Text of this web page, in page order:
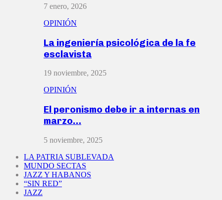
7 enero, 2026
OPINIÓN
La ingeniería psicológica de la fe
esclavista
19 noviembre, 2025
OPINIÓN
El peronismo debe ir a internas en
marzo…
5 noviembre, 2025
LA PATRIA SUBLEVADA
MUNDO SECTAS
JAZZ Y HABANOS
“SIN RED”
JAZZ